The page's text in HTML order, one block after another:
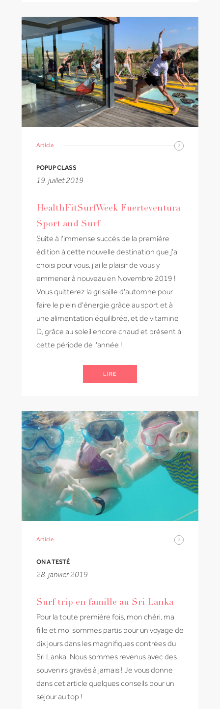
Article
POPUP CLASS
19. juillet 2019
HealthFitSurfWeek Fuerteventura
Sport and Surf
Suite à l'immense succès de la première
édition à cette nouvelle destination que j'ai
choisi pour vous, j'ai le plaisir de vous y
emmener à nouveau en Novembre 2019 !
Vous quitterez la grisaille d'automne pour
faire le plein d'énergie grâce au sport et à
une alimentation équilibrée, et de vitamine
D, grâce au soleil encore chaud et présent à
cette période de l'année !
LIRE
Article
ON A TESTÉ
28. janvier 2019
Surf trip en famille au Sri Lanka
Pour la toute première fois, mon chéri, ma
fille et moi sommes partis pour un voyage de
dix jours dans les magnifiques contrées du
Sri Lanka. Nous sommes revenus avec des
souvenirs gravés à jamais ! Je vous donne
dans cet article quelques conseils pour un
séjour au top !